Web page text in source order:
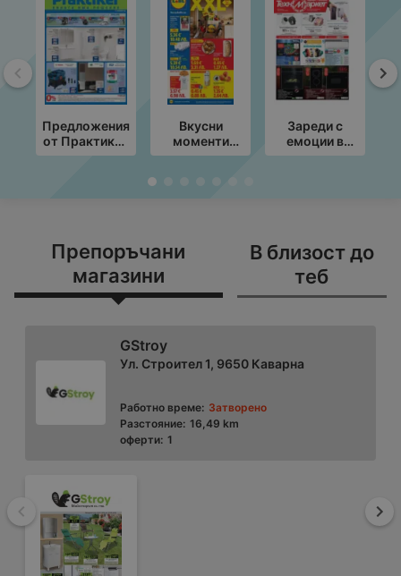
Назад
Предложения
от Практикер
с валидност
Вкусни
моменти
край грила с
с валидност
Зареди с
емоции в
Техномаркет
Препоръчани
магазини
В близост до
теб
Назад
GStroy
Ул. Строител 1, 9650 Каварна
Работно време: Затворено
Разстояние: 16,49 km
оферти: 1